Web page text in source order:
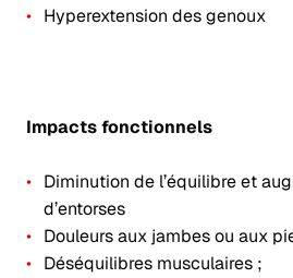
Hyperextension des genoux
Impacts fonctionnels
Diminution de l’équilibre et
d’entorses
Douleurs aux jambes ou aux
Déséquilibres musculaires ;